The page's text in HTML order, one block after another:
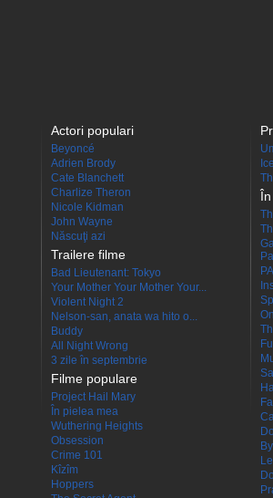
Actori populari
Beyoncé
Adrien Brody
Cate Blanchett
Charlize Theron
Nicole Kidman
John Wayne
Născuţi azi
Trailere filme
Bad Lieutenant: Tokyo
Your Mother Your Mother Your...
Violent Night 2
Nelson-san, anata wa hito o...
Buddy
All Night Wrong
3 zile în septembrie
Filme populare
Project Hail Mary
În pielea mea
Wuthering Heights
Obsession
Crime 101
Kîzîm
Hoppers